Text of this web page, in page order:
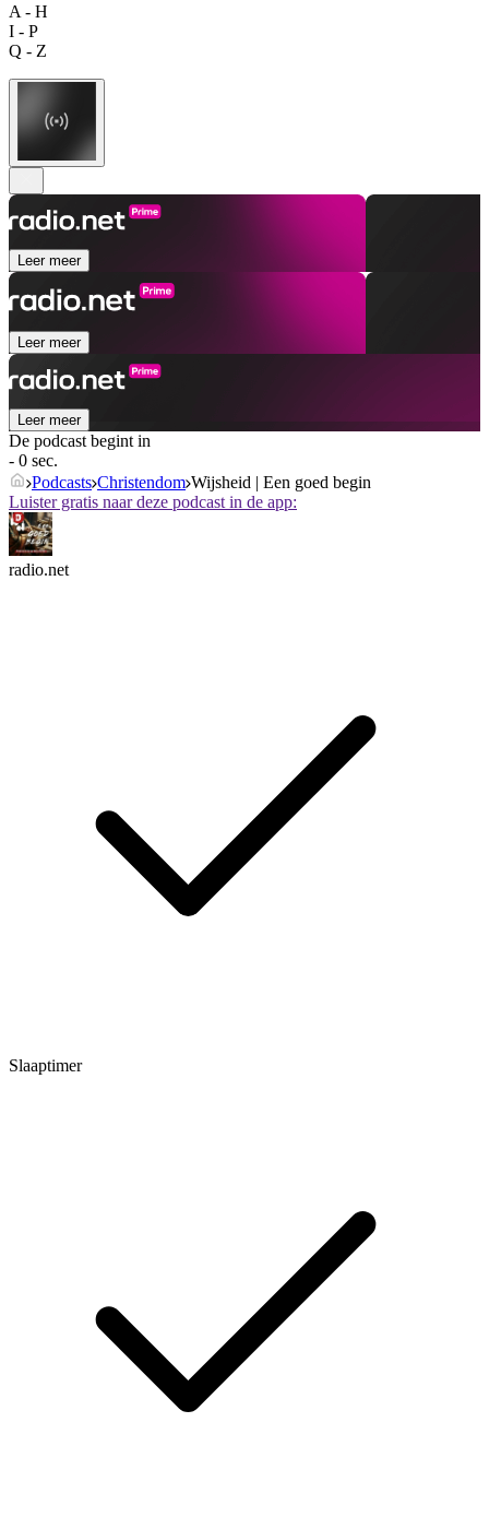
A - H
I - P
Q - Z
Leer meer
Leer meer
Leer meer
De podcast begint in
- 0 sec.
Podcasts Christendom Wijsheid | Een goed begin
Luister gratis naar deze podcast in de app:
radio.net
Slaaptimer